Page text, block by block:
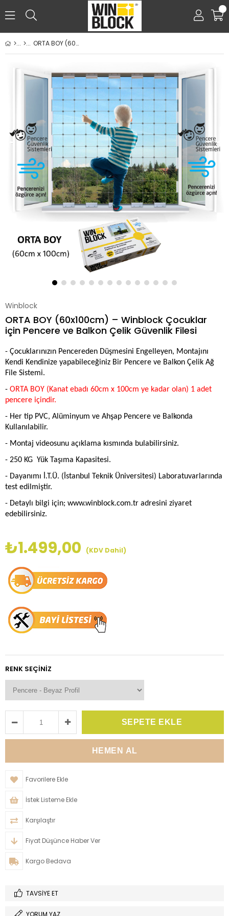
0
ORTA BOY (60x100cm) – Winblock Çocuklar için Pencere ve Balkon Çelik Güvenlik Filesi
Winblock
ORTA BOY (60x100cm) – Winblock Çocuklar
için Pencere ve Balkon Çelik Güvenlik Filesi
- Çocuklarınızın Pencereden Düşmesini Engelleyen, Montajını
Kendi Kendinize yapabileceğiniz Bir Pencere ve Balkon Çelik Ağ
File Sistemi.
- ORTA BOY (Kanat ebadı 60cm x 100cm ye kadar olan) 1 adet
pencere içindir.
- Her tip PVC, Alüminyum ve Ahşap Pencere ve Balkonda
Kullanılabilir.
- Montaj videosunu açıklama kısmında bulabilirsiniz.
- 250 KG Yük Taşıma Kapasitesi.
- Dayanımı İ.T.Ü. (İstanbul Teknik Üniversitesi) Laboratuvarlarında
test edilmiştir.
- Detaylı bilgi için; www.winblock.com.tr adresini ziyaret
edebilirsiniz.
₺1.499,00 (KDV Dahil)
RENK SEÇINIZ
Favorilere Ekle
İstek Listeme Ekle
Karşılaştır
Fiyat Düşünce Haber Ver
Kargo Bedava
TAVSIYE ET
YORUM YAZ